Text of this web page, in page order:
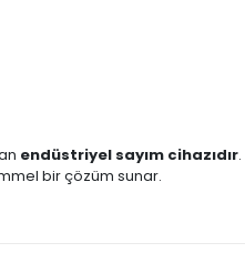
endüstriyel sayım cihazıdır.
bir çözüm sunar.